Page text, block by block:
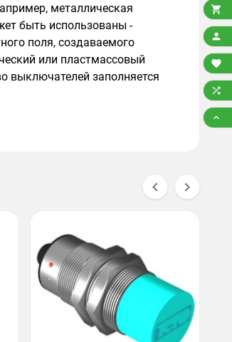
металлическая
быть использованы -
поля, создаваемого
или пластмассовый
выключателей заполняется
 




